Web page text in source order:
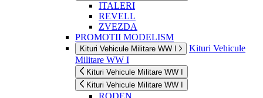
ITALERI
REVELL
ZVEZDA
PROMOTII MODELISM
Kituri Vehicule Militare WW I
Kituri Vehicule
Militare WW I
Kituri Vehicule Militare WW I
Kituri Vehicule Militare WW I